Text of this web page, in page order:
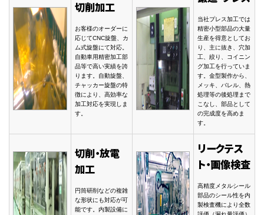
切削加工
お客様のオーダーに
応じてCNC旋盤、カ
ム式旋盤にて対応。
自動車用精密加工部
品等で高い実績を誇
ります。自動旋盤、
チャッカー旋盤の特
徴により、高効率な
加工対応を実現しま
す。
当社プレス加工では
精密小型部品の大量
生産を得意としてお
り、主に抜き、穴加
工、絞り、コイニン
グ加工を行っていま
す。金型製作から、
メッキ、バレル、熱
処理等の後処理まで
こなし、部品として
の完成度を高めま
す。
切削・放電
加工
円筒研削などの複雑
な形状にも対応が可
能です。内製設備に
リークテス
ト・画像検査
高精度メタルシール
部品のシール性を内
製検査機により全数